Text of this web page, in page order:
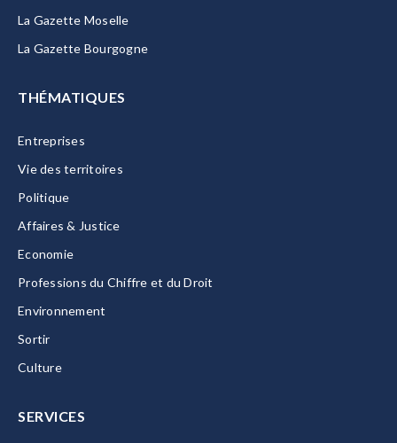
La Gazette Moselle
La Gazette Bourgogne
THÉMATIQUES
Entreprises
Vie des territoires
Politique
Affaires & Justice
Economie
Professions du Chiffre et du Droit
Environnement
Sortir
Culture
SERVICES